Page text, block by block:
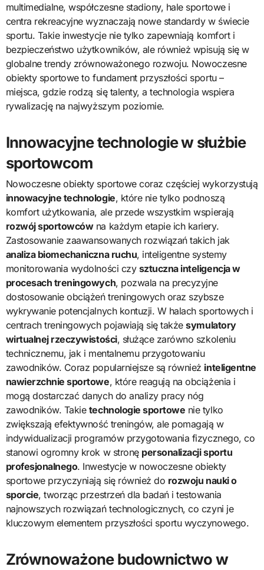
multimedialne, współczesne stadiony, hale sportowe i
centra rekreacyjne wyznaczają nowe standardy w świecie
sportu. Takie inwestycje nie tylko zapewniają komfort i
bezpieczeństwo użytkowników, ale również wpisują się w
globalne trendy zrównoważonego rozwoju. Nowoczesne
obiekty sportowe to fundament przyszłości sportu –
miejsca, gdzie rodzą się talenty, a technologia wspiera
rywalizację na najwyższym poziomie.
Innowacyjne technologie w służbie
sportowcom
Nowoczesne obiekty sportowe coraz częściej wykorzystują
innowacyjne technologie, które nie tylko podnoszą
komfort użytkowania, ale przede wszystkim wspierają
rozwój sportowcówna każdym etapie ich kariery.
Zastosowanie zaawansowanych rozwiązań takich jak
analiza biomechaniczna ruchu, inteligentne systemy
monitorowania wydolności czy sztuczna inteligencja w
procesach treningowych, pozwala na precyzyjne
dostosowanie obciążeń treningowych oraz szybsze
wykrywanie potencjalnych kontuzji. W halach sportowych i
centrach treningowych pojawiają się takżesymulatory
wirtualnej rzeczywistości, służące zarówno szkoleniu
technicznemu, jak i mentalnemu przygotowaniu
zawodników. Coraz popularniejsze są również inteligentne
nawierzchnie sportowe, które reagują na obciążenia i
mogą dostarczać danych do analizy pracy nóg
zawodników. Takie technologie sportowe nie tylko
zwiększają efektywność treningów, ale pomagają w
indywidualizacji programów przygotowania fizycznego, co
stanowi ogromny krok w stronę personalizacji sportu
profesjonalnego. Inwestycje w nowoczesne obiekty
sportowe przyczyniają się również do rozwoju nauki o
sporcie, tworząc przestrzeń dla badań i testowania
najnowszych rozwiązań technologicznych, co czyni je
kluczowym elementem przyszłości sportu wyczynowego.
Zrównoważone budownictwo w